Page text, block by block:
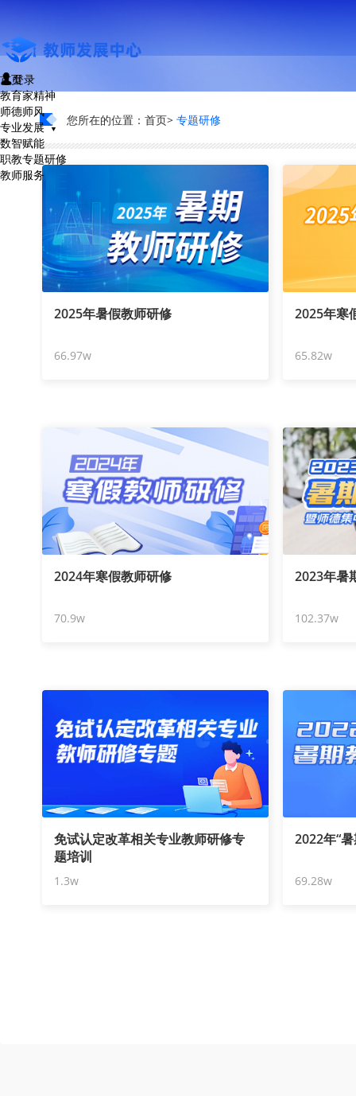
首页
教育家精神
师德师风
专业发展 ▼
数智赋能
职教专题研修
教师服务
登录
您所在的位置： 首页 专题研修
2025年暑假教师研修
66.97w
2025年寒
65.82w
2024年寒假教师研修
70.9w
2023年暑
102.37w
免试认定改革相关专业教师研修专
题培训
1.3w
2022年“
69.28w